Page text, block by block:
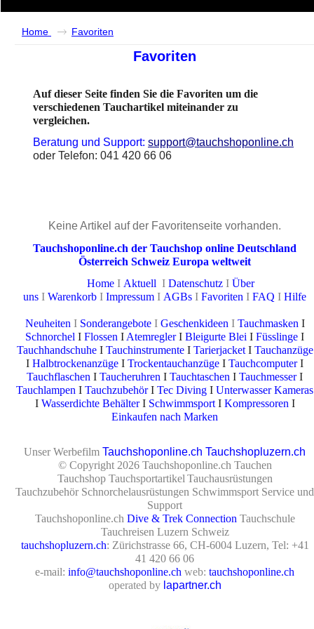
Home Favoriten
Favoriten
Auf dieser Seite finden Sie die Favoriten um die
verschiedenen Tauchartikel miteinander zu
vergleichen.
Beratung und Support: support@tauchshoponline.ch
oder Telefon: 041 420 66 06
Keine Artikel auf der Favoritenseite vorhanden.
Tauchshoponline.ch der Tauchshop online Deutschland
Österreich Schweiz Europa weltweit
Home I Aktuell I Datenschutz I Über
uns I Warenkorb I Impressum I AGBs I Favoriten I FAQ I Hilfe
Neuheiten I SonderangeboteI Geschenkideen I Tauchmasken I
Schnorchel I Flossen I AtemreglerI Bleigurte Blei I Füsslinge I
TauchhandschuheI TauchinstrumenteI Tarierjacket I Tauchanzüge
I Halbtrockenanzüge I Trockentauchanzüge I TauchcomputerI
Tauchflaschen I Taucheruhren I Tauchtaschen I TauchmesserI
Tauchlampen I TauchzubehörI Tec Diving I Unterwasser Kameras
I Wasserdichte BehälterI SchwimmsportI Kompressoren I
Einkaufen nach Marken
Unser Werbefilm Tauchshoponline.ch Tauchshopluzern.ch
© Copyright 2026 Tauchshoponline.ch Tauchen
Tauchshop Tauchsportartikel Tauchausrüstungen
Tauchzubehör Schnorchelausrüstungen Schwimmsport Service und
Support
Tauchshoponline.ch Dive & Trek Connection Tauchschule
Tauchreisen Luzern Schweiz
tauchshopluzern.ch: Zürichstrasse 66, CH-6004 Luzern, Tel: +41
41 420 66 06
e-mail: info@tauchshoponline.ch web: tauchshoponline.ch
operated by lapartner.ch